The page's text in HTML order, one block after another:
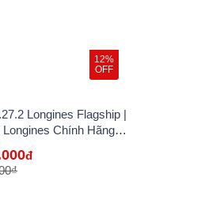
12%
OFF
Longines Flagship |
Chính Hãng
đ